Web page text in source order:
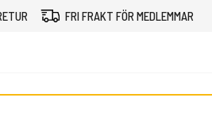
FRI FRAKT FÖR MEDLEMMAR